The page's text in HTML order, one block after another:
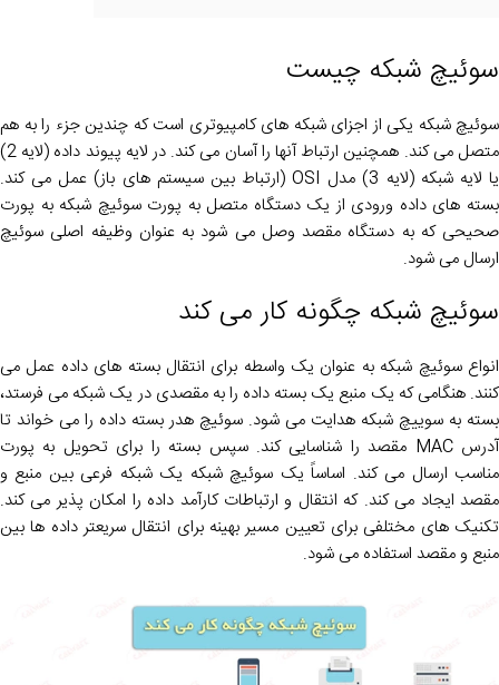
سوئیچ شبکه چیست
سوئیچ شبکه یکی از اجزای شبکه های کامپیوتری است که چندین جزء را به هم
متصل می کند. همچنین ارتباط آنها را آسان می کند. در لایه پیوند داده (لایه 2)
یا لایه شبکه (لایه 3) مدل OSI (ارتباط بین سیستم های باز) عمل می کند.
بسته های داده ورودی از یک دستگاه متصل به پورت سوئیچ شبکه به پورت
صحیحی که به دستگاه مقصد وصل می شود به عنوان وظیفه اصلی سوئیچ
ارسال می شود.
سوئیچ شبکه چگونه کار می کند
انواع سوئیچ شبکه به عنوان یک واسطه برای انتقال بسته های داده عمل می
کنند. هنگامی که یک منبع یک بسته داده را به مقصدی در یک شبکه می فرستد،
بسته به سوییچ شبکه هدایت می شود. سوئیچ هدر بسته داده را می خواند تا
آدرس MAC مقصد را شناسایی کند. سپس بسته را برای تحویل به پورت
مناسب ارسال می کند. اساساً یک سوئیچ شبکه یک شبکه فرعی بین منبع و
مقصد ایجاد می کند. که انتقال و ارتباطات کارآمد داده را امکان پذیر می کند.
تکنیک های مختلفی برای تعیین مسیر بهینه برای انتقال سریعتر داده ها بین
منبع و مقصد استفاده می شود.